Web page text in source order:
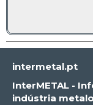
intermetal.pt
InterMETAL -
indústria